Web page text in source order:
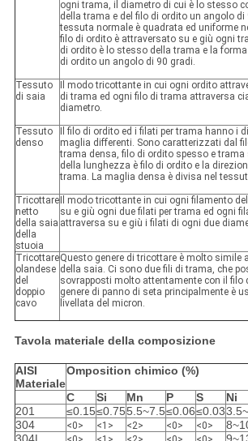
ogni trama, il diametro di cui è lo stesso
della trama e del filo di ordito un angolo
tessuta normale è quadrata ed uniforme
filo di ordito è attraversato su e giù ogni
di ordito è lo stesso della trama e la
di ordito un angolo di 90 gradi.
Tessuto
di saia
Il modo tricottante in cui ogni ordito
di trama ed ogni filo di trama attraversa
diametro.
Tessuto
denso
Il filo di ordito ed i filati per trama hanno i
maglia differenti. Sono caratterizzati dal
trama densa, filo di ordito spesso e trama
della lunghezza è filo di ordito e la
trama. La maglia densa è divisa nel
Tricottare
netto
della saia
della
stuoia
Il modo tricottante in cui ogni filamento
su e giù ogni due filati per trama ed ogni
attraversa su e giù i filati di ogni due
Tricottare
olandese
del
doppio
cavo
Questo genere di tricottare è molto simile
della saia. Ci sono due fili di trama, che
sovrapposti molto attentamente con il filo
genere di panno di seta principalmente è
livellata del micron.
Tavola materiale della composizione
AISI
Materiale
Omposition chimico (%)
C Si Mn P S Ni
201
≤0.15≤0.755.5~7.5≤0.06≤0.03
304
<0> <1> <2> <0> <0>